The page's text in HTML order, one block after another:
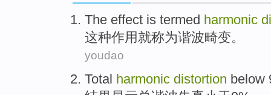
The effect is termed harmonic
这种作用就称为谐波畸变。
youdao
Total harmonic distortion below